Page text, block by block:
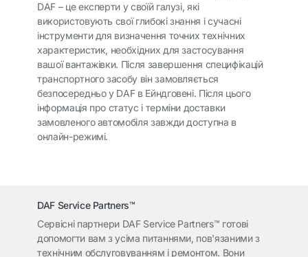
DAF – це експерти у своїй галузі, які
використовують свої глибокі знання і сучасні
інструменти для визначення точних технічних
характеристик, необхідних для застосування
вашої вантажівки. Після завершення специфікацій
транспортного засобу він замовляється
безпосередньо у DAF в Ейндговені. Після цього
інформація про статус і терміни доставки
замовленого автомобіля завжди доступна в
онлайн-режимі.
DAF Service Partners™
Сервісні партнери DAF Service Partners™ готові
допомогти вам з усіма питаннями, пов'язаними з
технічним обслуговуванням і ремонтом. Вони